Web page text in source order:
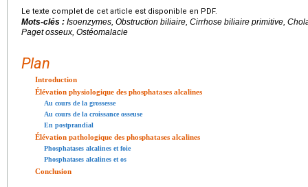
Le texte complet de cet article est disponible en PDF.
Mots-clés : Isoenzymes, Obstruction biliaire, Cirrhose biliaire primitive,
Paget osseux, Ostéomalacie
Plan
Introduction
Élévation physiologique des phosphatases alcalines
Au cours de la grossesse
Au cours de la croissance osseuse
En postprandial
Élévation pathologique des phosphatases alcalines
Phosphatases alcalines et foie
Phosphatases alcalines et os
Conclusion